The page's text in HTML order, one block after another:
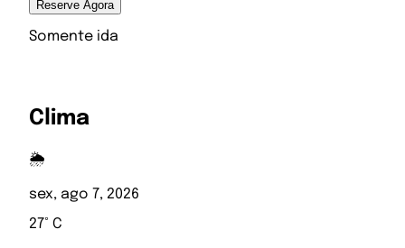
Reserve Agora
Somente ida
Clima
🌦️
sex, ago 7, 2026
27° C